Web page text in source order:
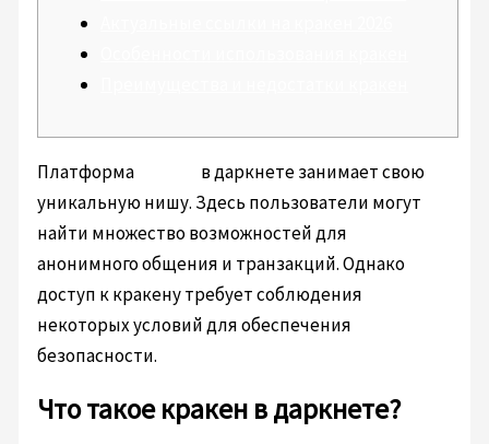
Платформа
в даркнете занимает свою
уникальную нишу. Здесь пользователи могут
найти множество возможностей для
анонимного общения и транзакций. Однако
доступ к кракену требует соблюдения
некоторых условий для обеспечения
безопасности.
Что такое кракен в даркнете?